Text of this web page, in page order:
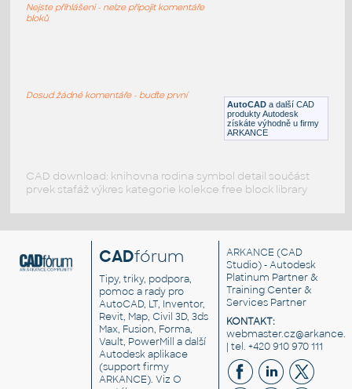
DWG Vozidla, doprava
DWG
Průmyslová AutoCAD a další CAD
produkty Autodesk
získáte výhodně u firmy
ARKANCE
Nejste přihlášeni - nelze připojit komentáře
bloků
Dosud žádné komentáře - buďte první
CAD download: knihovna rodina symbol detail součást
prvek stafáž výkres kategorie kolekce free block library
CADfórum
Tipy, triky, podpora,
pomoc a rady pro
AutoCAD, LT, Inventor,
Revit, Map, Civil 3D, 3ds
Max, Fusion, Forma,
Vault, PowerMill a další
Autodesk aplikace
(support firmy
ARKANCE). VizO
ARKANCE (CAD
Studio) - Autodesk
Platinum Partner &
Training Center &
Services Partner
KONTAKT:
| tel. +420 910 970 111